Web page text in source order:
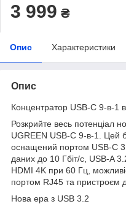
3 999 ₴
Опис Характеристики
Опис
Концентратор USB-C 9-в-1
Розкрийте весь потенціал
UGREEN USB-C 9-в-1. Цей
оснащений портом USB-C
даних до 10 Гбіт/с, USB-A
HDMI 4K при 60 Гц,
портом RJ45 та пристроєм
Нова ера з USB 3.2